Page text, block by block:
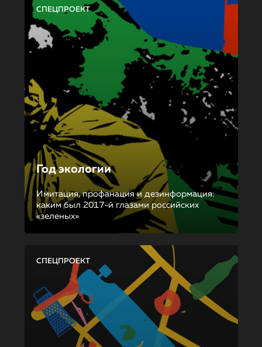
СПЕЦПРОЕКТ
Год экологии
Имитация, профанация и дезинформация:
каким был 2017-й глазами российских
«зеленых»
СПЕЦПРОЕКТ